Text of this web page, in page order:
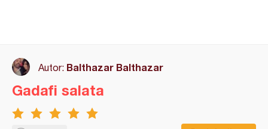
Autor: Balthazar Balthazar
Gadafi salata